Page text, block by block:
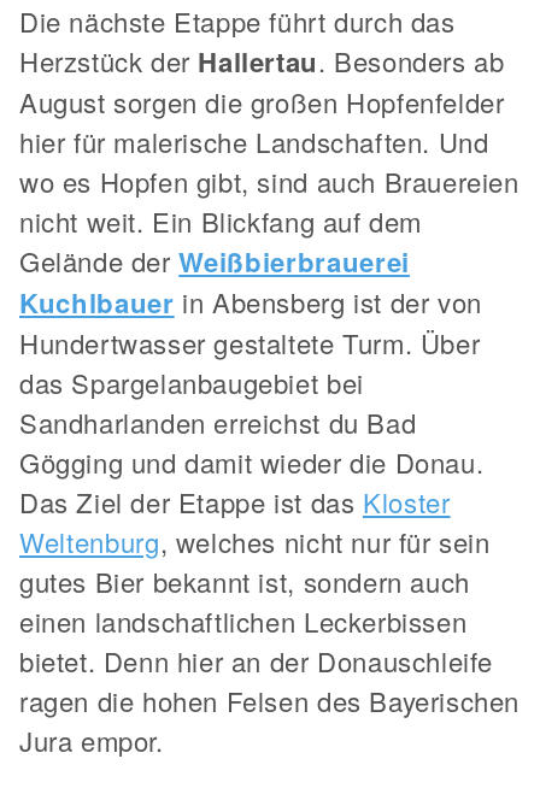
Die nächste Etappe führt durch das
Herzstück der Hallertau. Besonders ab
August sorgen die großen Hopfenfelder
hier für malerische Landschaften. Und
wo es Hopfen gibt, sind auch Brauereien
nicht weit. Ein Blickfang auf dem
Gelände derWeißbierbrauerei
Kuchlbauer in Abensberg ist der von
Hundertwasser gestaltete Turm. Über
das Spargelanbaugebiet bei
Sandharlanden erreichst du Bad
Gögging und damit wieder die Donau.
Das Ziel der Etappe ist das Kloster
Weltenburg, welches nicht nur für sein
gutes Bier bekannt ist, sondern auch
einen landschaftlichen Leckerbissen
bietet. Denn hier an der Donauschleife
ragen die hohen Felsen des Bayerischen
Jura empor.